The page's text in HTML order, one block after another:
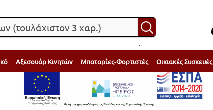
.
Αξεσουάρ Κινητών Μπαταρίες-Φορτιστές Οικιακές Συσκευές